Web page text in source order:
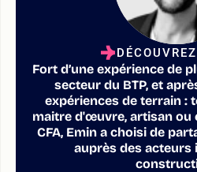
Fort d’une expérience de
secteur du BTP, et
expériences de terrain :
maitre d'œuvre, artisan ou
CFA, Emin a choisi de
auprès des acteurs